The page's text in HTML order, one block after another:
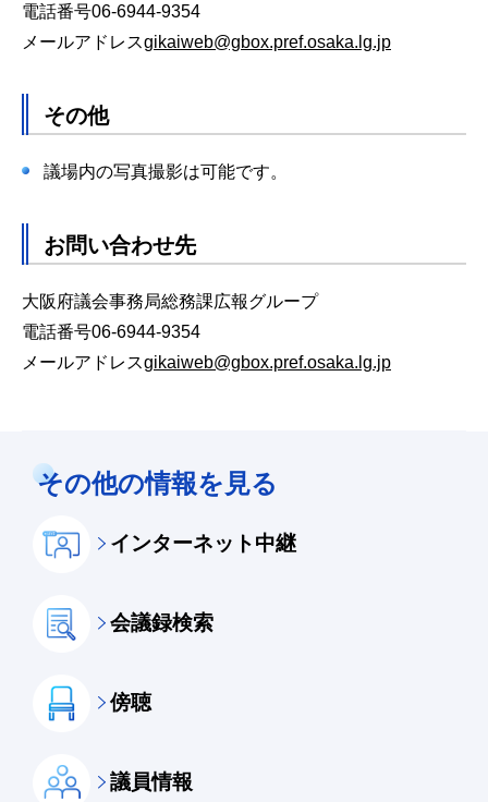
電話番号06-6944-9354
メールアドレスgikaiweb@gbox.pref.osaka.lg.jp
その他
議場内の写真撮影は可能です。
お問い合わせ先
大阪府議会事務局総務課広報グループ
電話番号06-6944-9354
メールアドレスgikaiweb@gbox.pref.osaka.lg.jp
その他の情報を見る
インターネット中継
会議録検索
傍聴
議員情報